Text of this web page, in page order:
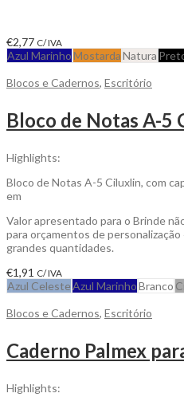
€2,77 C/ IVA
Azul MarinhoMostardaNatura
Blocos e Cadernos, Escritório
Highlights:
Bloco de Notas A-5 Ciluxlin, com
em
Valor apresentado para o Brinde
para orçamentos de
grandes quantidades.
€1,91 C/ IVA
Azul CelesteAzul MarinhoBranco
Blocos e Cadernos, Escritório
Caderno Palmex
Highlights: